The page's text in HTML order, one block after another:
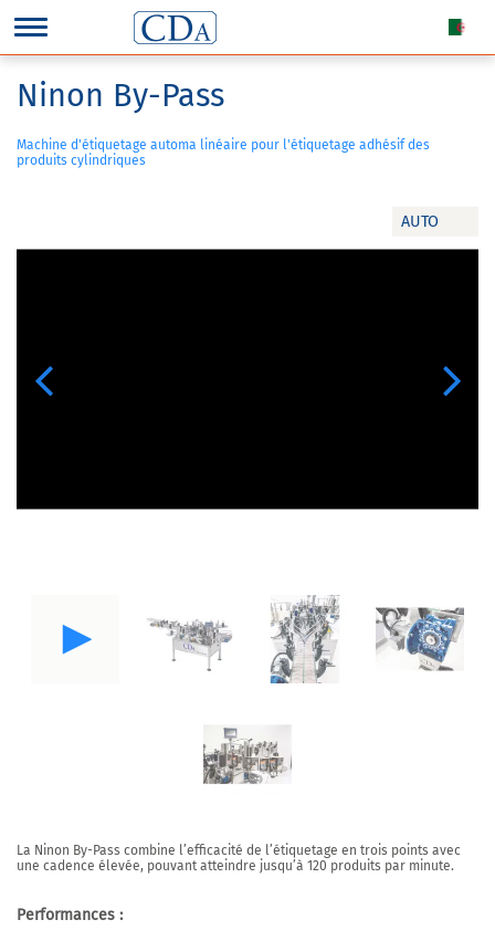
AUTO
Previous Next
Ninon By-Pass
Machine d'étiquetage automa linéaire pour l'étiquetage adhésif des
produits cylindriques
La Ninon By-Pass combine l’efficacité de l’étiquetage en trois points avec
une cadence élevée, pouvant atteindre jusqu’à 120 produits par minute.
Performances :